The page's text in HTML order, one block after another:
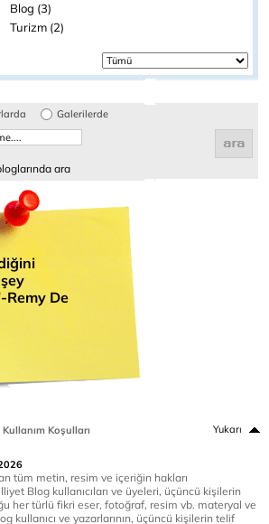
Blog (3)
Turizm (2)
Galerilerde
ara
Remy De
Kullanım Koşulları Yukarı
tüm metin, resim ve içeriğin hakları
Blog kullanıcıları ve üyeleri, üçüncü kişilerin
her türlü fikri eser, fotoğraf, resim vb. materyal ve
kullanıcı ve yazarlarının, üçüncü kişilerin telif